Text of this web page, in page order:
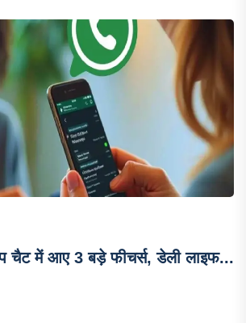
चैट में आए 3 बड़े फीचर्स, डेली लाइफ...